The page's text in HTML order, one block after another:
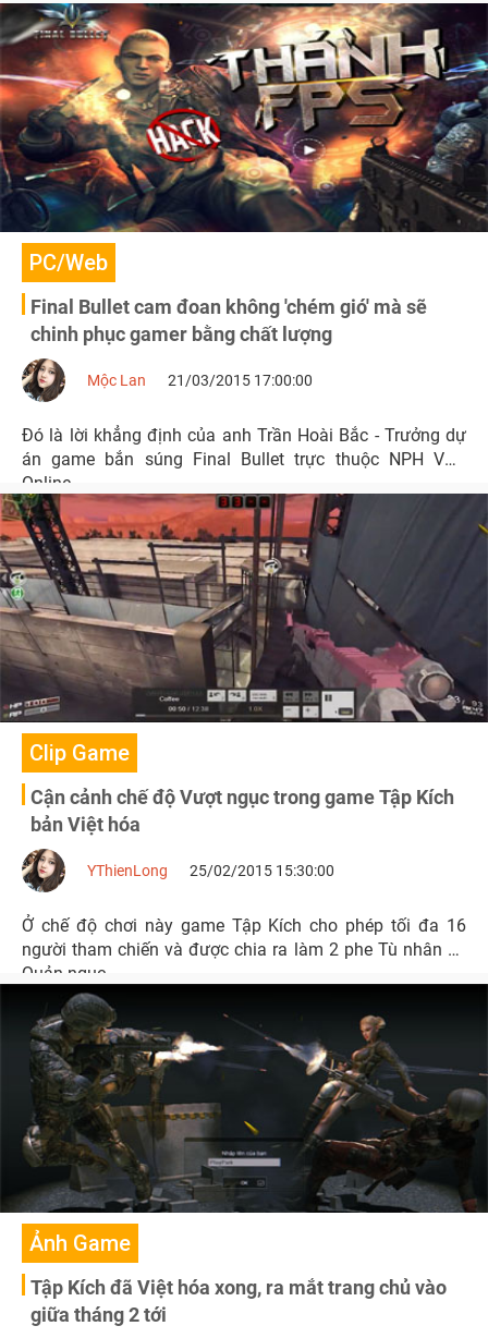
PC/Web
Final Bullet cam đoan không 'chém gió' mà sẽ
chinh phục gamer bằng chất lượng
Mộc Lan 21/03/2015 17:00:00
Đó là lời khẳng định của anh Trần Hoài Bắc - Trưởng dự
án game bắn súng Final Bullet trực thuộc NPH VTC
Online.
Clip Game
Cận cảnh chế độ Vượt ngục trong game Tập Kích
bản Việt hóa
YThienLong 25/02/2015 15:30:00
Ở chế độ chơi này game Tập Kích cho phép tối đa 16
người tham chiến và được chia ra làm 2 phe Tù nhân và
Quản ngục.
Ảnh Game
Tập Kích đã Việt hóa xong, ra mắt trang chủ vào
giữa tháng 2 tới